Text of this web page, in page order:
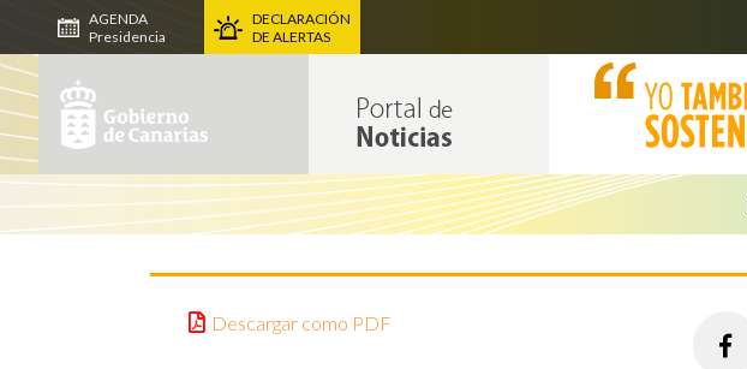
AGENDA
Presidencia
DECLARACIÓN
DE ALERTAS
Descargar como PDF